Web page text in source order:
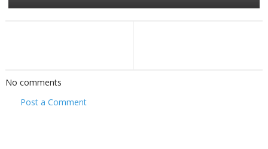
No comments
Post a Comment